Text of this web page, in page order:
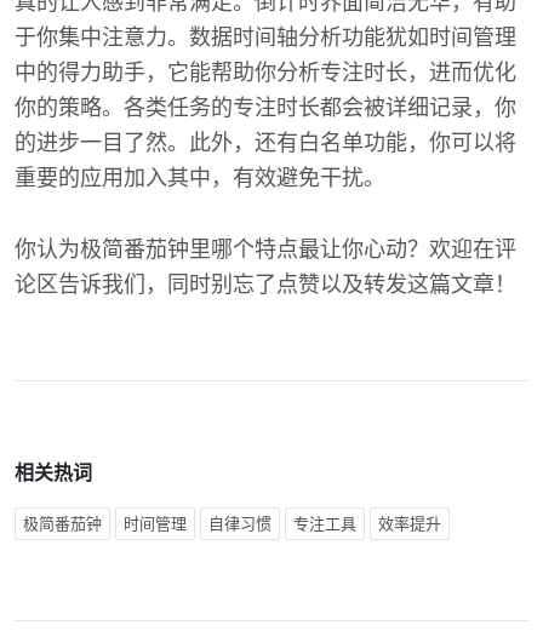
于你集中注意力。数据时间轴分析功能犹如时间管理
中的得力助手，它能帮助你分析专注时长，进而优化
你的策略。各类任务的专注时长都会被详细记录，你
的进步一目了然。此外，还有白名单功能，你可以将
重要的应用加入其中，有效避免干扰。
你认为极简番茄钟里哪个特点最让你心动？欢迎在评
论区告诉我们，同时别忘了点赞以及转发这篇文章！
相关热词
极简番茄钟 时间管理 自律习惯 专注工具 效率提升